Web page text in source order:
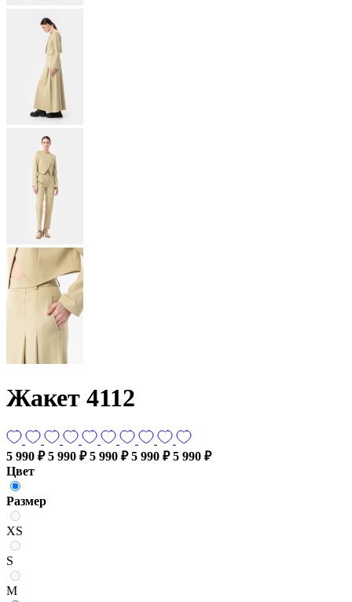
Жакет 4112
5 990 ₽ 5 990 ₽ 5 990 ₽ 5 990 ₽ 5 990 ₽
Цвет
Размер
XS
S
M